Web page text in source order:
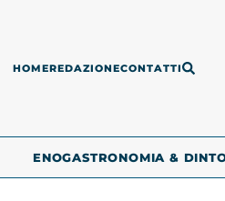
HOMEREDAZIONECONTATTI
ENOGASTRONOMIA &